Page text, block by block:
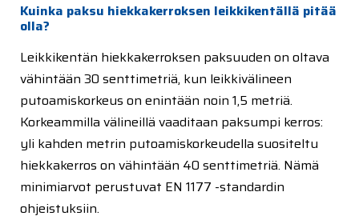
Kuinka paksu hiekkakerroksen leikkikentällä pitää
olla?
Leikkikentän hiekkakerroksen paksuuden on oltava
vähintään 30 senttimetriä, kun leikkivälineen
putoamiskorkeus on enintään noin 1,5 metriä.
Korkeammilla välineillä vaaditaan paksumpi kerros:
yli kahden metrin putoamiskorkeudella suositeltu
hiekkakerros on vähintään 40 senttimetriä. Nämä
minimiarvot perustuvat EN 1177 -standardin
ohjeistuksiin.